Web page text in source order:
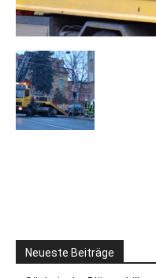
Neueste Beiträge